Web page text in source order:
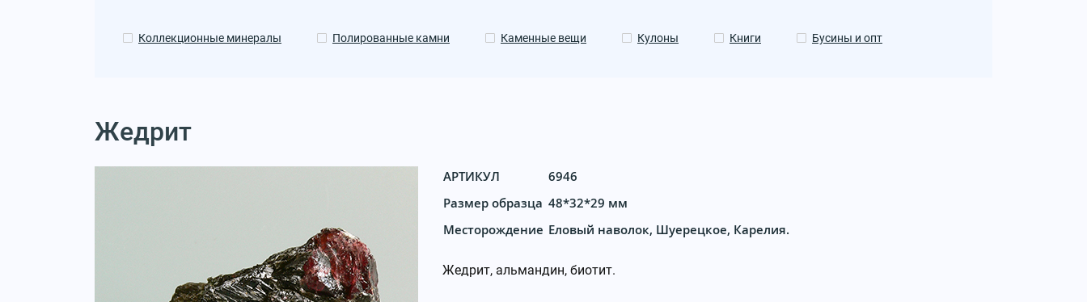
Коллекционные минералы Полированные камни Каменные вещи Кулоны Книги Бусины и опт
Жедрит
АРТИКУЛ
6946
Размер образца 48*32*29 мм
Месторождение Еловый наволок, Шуерецкое, Карелия.
Жедрит, альмандин, биотит.